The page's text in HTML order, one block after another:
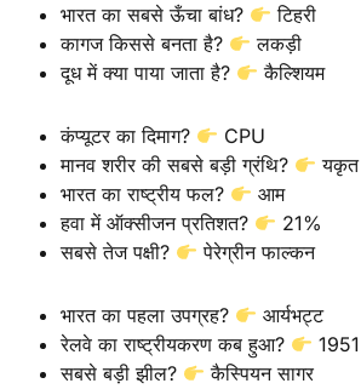
भारत का सबसे ऊँचा बांध?
टिहरी
कागज किससे बनता है?
लकड़ी
दूध में क्या पाया जाता है?
कैल्शियम
कंप्यूटर का दिमाग?
CPU
मानव शरीर की सबसे बड़ी ग्रंथि?
यकृत
भारत का राष्ट्रीय फल?
आम
हवा में ऑक्सीजन प्रतिशत?
21%
सबसे तेज पक्षी?
पेरेग्रीन फाल्कन
भारत का पहला उपग्रह?
आर्यभट्ट
रेलवे का राष्ट्रीयकरण कब हुआ?
1951
सबसे बड़ी झील?
कैस्पियन सागर